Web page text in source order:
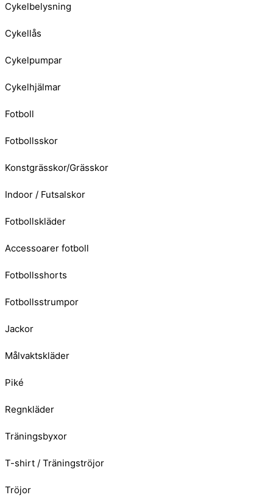
Cykelbelysning
Cykellås
Cykelpumpar
Cykelhjälmar
Fotboll
Fotbollsskor
Konstgrässkor/Grässkor
Indoor / Futsalskor
Fotbollskläder
Accessoarer fotboll
Fotbollsshorts
Fotbollsstrumpor
Jackor
Målvaktskläder
Piké
Regnkläder
Träningsbyxor
T-shirt / Träningströjor
Tröjor